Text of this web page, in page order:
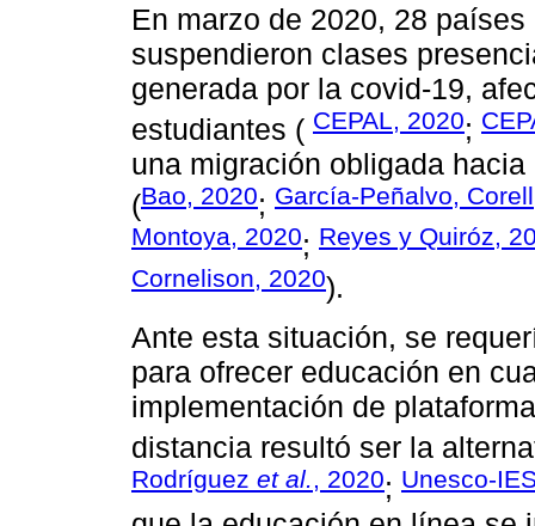
En marzo de 2020, 28
suspendieron clases
generada por la covid-19,
estudiantes ( CEPAL, 2020;
una migración obligada
(Bao, 2020; García-Peñalvo,
Montoya, 2020; Reyes y Quiróz,
Cornelison, 2020).
Ante esta situación, se
para ofrecer educación en
implementación de
distancia resultó ser la
Rodríguez et al., 2020; Unesco-